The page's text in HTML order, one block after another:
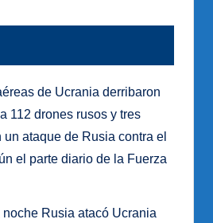
de Ucrania derribaron
112 drones rusos y tres
ataque de Rusia contra el
el parte diario de la Fuerza
Rusia atacó Ucrania